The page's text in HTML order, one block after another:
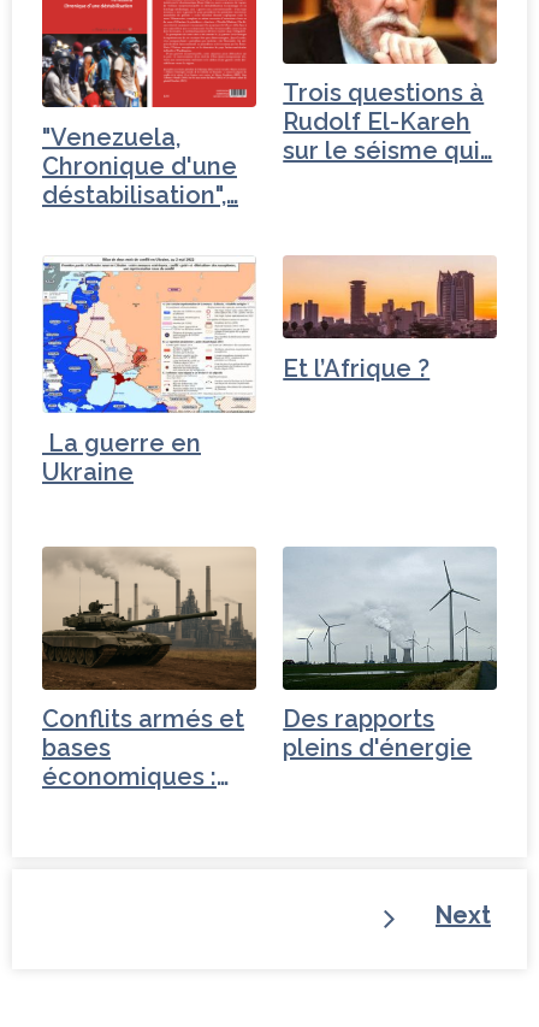
"Venezuela,
Chronique d'une
déstabilisation",…
Trois questions à
Rudolf El-Kareh
sur le séisme qui…
La guerre en
Ukraine
Et l’Afrique ?
Conflits armés et
bases
économiques :
Des rapports
pleins d'énergie
Next